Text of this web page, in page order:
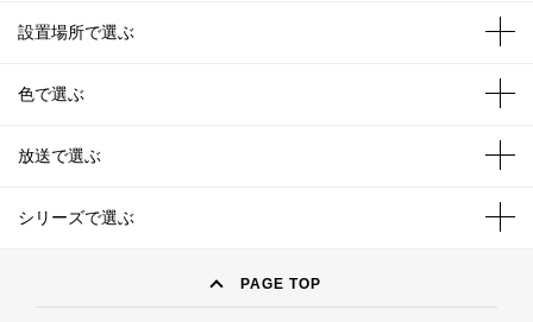
設置場所で選ぶ
色で選ぶ
放送で選ぶ
シリーズで選ぶ
PAGE TOP